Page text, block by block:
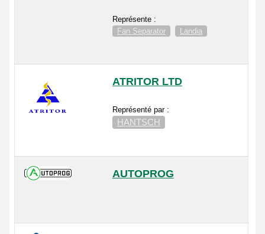
Représente :
Fan Separator
Landia
ATRITOR LTD
Représenté par :
HANTSCH
AUTOPROG